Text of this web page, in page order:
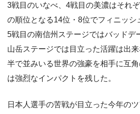
3戦目のいなべ、4戦目の美濃はそれ
の順位となる14位・8位でフィニッシ
5戦目の南信州ステージではバッドデ
山岳ステージでは目立った活躍は出
半で並みいる世界の強豪を相手に互
は強烈なインパクトを残した。
日本人選手の苦戦が目立った今年の